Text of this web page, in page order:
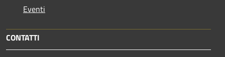
Eventi
CONTATTI